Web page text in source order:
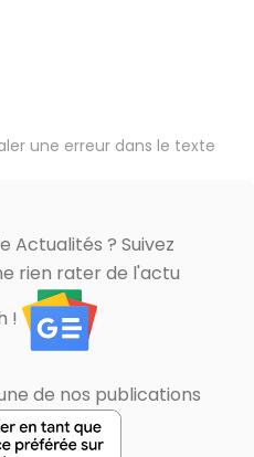
une erreur dans le texte
Actualités ? Suivez
rien rater de l'actu
!
de nos publications